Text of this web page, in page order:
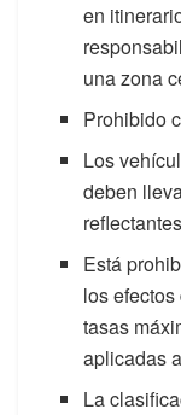
en
una zona
Prohibido
Los
deben
Está
los
tasas
aplicadas
La